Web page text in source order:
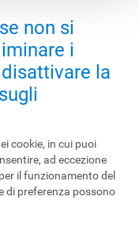
non si
i
la
cookie, in cui puoi
ad eccezione
il funzionamento del
di preferenza possono